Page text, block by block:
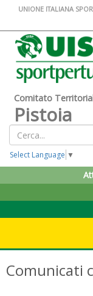
UNIONE ITALIANA
Comitato
Pistoia
Select Language ▼
Comunicati